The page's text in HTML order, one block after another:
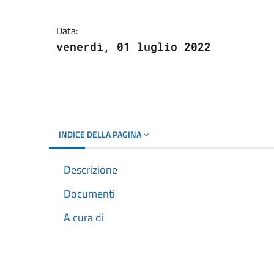
Data:
venerdì, 01 luglio 2022
INDICE DELLA PAGINA
Descrizione
Documenti
A cura di